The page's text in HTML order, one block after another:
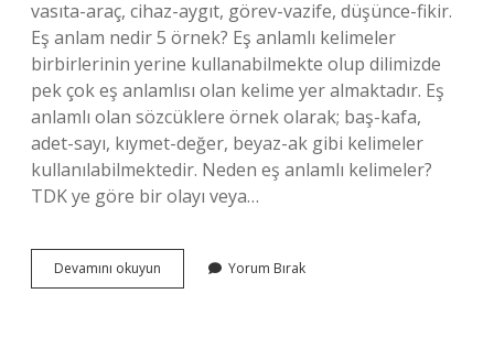
vasıta-araç, cihaz-aygıt, görev-vazife, düşünce-fikir.
Eş anlam nedir 5 örnek? Eş anlamlı kelimeler
birbirlerinin yerine kullanabilmekte olup dilimizde
pek çok eş anlamlısı olan kelime yer almaktadır. Eş
anlamlı olan sözcüklere örnek olarak; baş-kafa,
adet-sayı, kıymet-değer, beyaz-ak gibi kelimeler
kullanılabilmektedir. Neden eş anlamlı kelimeler?
TDK ye göre bir olayı veya…
Devamını okuyun
Anlamlı
Yorum Bırak